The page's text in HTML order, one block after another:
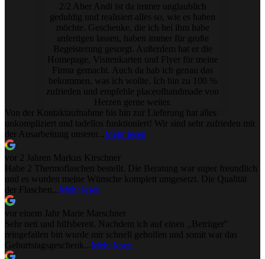
2/2 Aber Andi ist da immer unglaublich
geduldig und realisiert alles so, wie es haben
möchte. Geschenke, die ich bei ihm habe
anfertigen lassen, haben immer für große
Begeisterung gesorgt. Außerdem hat er die
Homepage, Visitenkarten und Flyer für meine
Firma gemacht. Auch da hab ich genau das
bekommen, was ich wollte. Ich bin zu 100 %
zufrieden und empfehle placeofhandmade von
Herzen gerne weiter.
Von der Kontaktaufnahme bis hin zur Lieferung hat alles
unkompliziert und tadellos funktioniert! Wir sind sehr zufrieden mit
der Ausarbeitung unserer... Mehr lesen
vor 2 Jahren Markus Kirschner
Habe 2 Thermoflaschen bestellt. Die Beratung war super freundlich
und es wurden meine Wünsche komplett umgesetzt. Die Qualität
der Flaschen... Mehr lesen
vor einem Jahr
Marie Marschner
Sehr nett und hilfsbereit. Nachdem ich auf einen ,,Betrüger''
reingefallen bin wurde mir schnell geholfen und somit war das
Geburtstagsgeschenk... Mehr lesen